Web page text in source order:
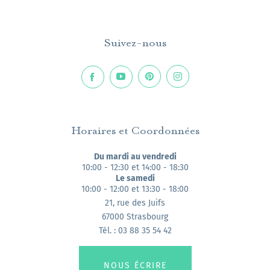
Suivez-nous
Horaires et Coordonnées
Du mardi au vendredi
10:00 - 12:30 et 14:00 - 18:30
Le samedi
10:00 - 12:00 et 13:30 - 18:00
21, rue des Juifs
67000 Strasbourg
Tél. : 03 88 35 54 42
NOUS ÉCRIRE